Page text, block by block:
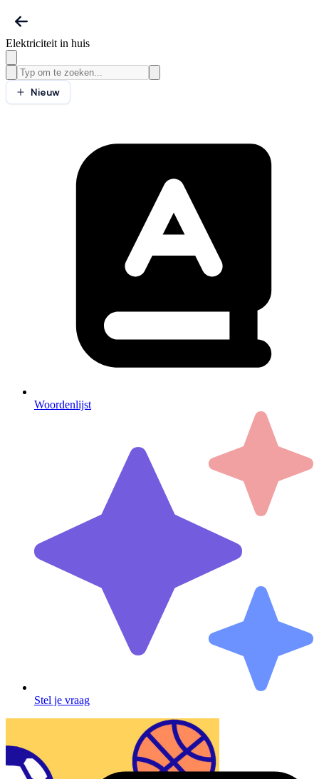
Elektriciteit in huis
Nieuw
Woordenlijst
Stel je vraag